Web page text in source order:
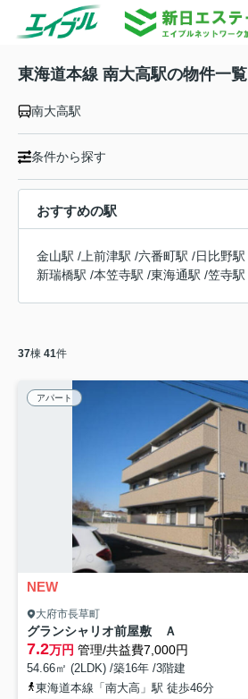
東海道本線 南大高駅の物件一覧
南大高駅
条件から探す
おすすめの駅
金山駅 / 上前津駅 /六番町駅 /日比野駅
新瑞橋駅 /本笠寺駅 /東海通駅 /笠寺駅
37棟 41件
アパート
NEW
大府市長草町
グランシャリオ前屋敷 Ａ
7.2万円 管理/共益費7,000円
54.66㎡ (2LDK) /築16年 /3階建
東海道本線「南大高」駅 徒歩46分